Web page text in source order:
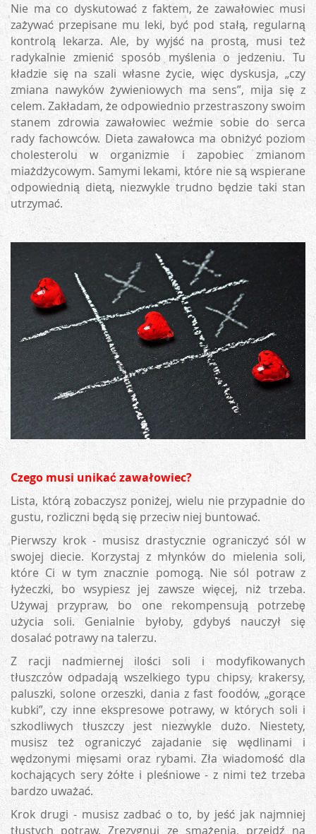
Nie ma co dyskutować z faktem, że zawałowiec musi
zażywać przepisane mu leki, być pod stałą, regularną
kontrolą lekarza. Ale, by wyjść na prostą, musi też
radykalnie zmienić sposób myślenia o jedzeniu. Tu
kładzie się na szali własne życie, więc dyskusja, „czy
zmiana nawyków żywieniowych ma sens”, mija się z
celem. Zakładam, że odpowiednio przestraszony swoim
stanem zdrowia zawałowiec weźmie sobie do serca
rady fachowców. Dieta zawałowca ma obniżyć poziom
cholesterolu w organizmie i zapobiec zmianom
miażdżycowym. Samymi lekami, które nie są wspierane
odpowiednią dietą, niezwykle trudno będzie taki stan
utrzymać.
Czego musi unikać zawałowiec?
Lista, którą zobaczysz poniżej, wielu nie przypadnie do
gustu, rozliczni będą się przeciw niej buntować.
Pierwszy krok - musisz drastycznie ograniczyć sól w
swojej diecie. Korzystaj z młynków do mielenia soli,
które Ci w tym znacznie pomogą. Nie sól potraw z
łyżeczki, bo wsypiesz jej zawsze więcej, niż trzeba.
Używaj przypraw, bo one rekompensują potrzebę
użycia soli. Genialnie byłoby, gdybyś nauczył się
dosalać potrawy na talerzu.
Z racji nadmiernej ilości soli i modyfikowanych
tłuszczów odpadają wszelkiego typu chipsy, krakersy,
paluszki, solone orzeszki, dania z fast foodów, „gorące
kubki”, czy inne ekspresowe potrawy, w których soli i
szkodliwych tłuszczy jest niezwykle dużo. Niestety,
musisz też ograniczyć zajadanie się wędlinami i
wędzonymi mięsami oraz rybami. Zła wiadomość dla
kochających sery żółte i pleśniowe - z nimi też trzeba
bardzo uważać.
Krok drugi - musisz zadbać o to, by jeść jak najmniej
tłustych potraw. Zrezygnuj ze smażenia, przejdź na